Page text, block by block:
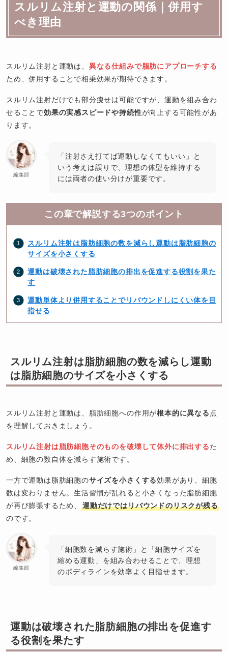
スルリム注射と運動の関係｜併用す
べき理由
スルリム注射と運動は、 異なる仕組みで脂肪にアプローチする
ため、併用することで相乗効果が期待できます。
スルリム注射だけでも部分痩せは可能ですが、運動を組み合わ
せることで効果の実感スピードや持続性が向上する可能性があ
ります。
編集部
「注射さえ打てば運動しなくてもいい」と
いう考えは誤りで、理想の体型を維持する
には両者の使い分けが重要です。
この章で解説する3つのポイント
スルリム注射は脂肪細胞の数を減らし運動は脂肪細胞の
サイズを小さくする
運動は破壊された脂肪細胞の排出を促進する役割を果た
す
運動単体より併用することでリバウンドしにくい体を目
指せる
スルリム注射は脂肪細胞の数を減らし運動
は脂肪細胞のサイズを小さくする
スルリム注射と運動は、脂肪細胞への作用が根本的に異なる 点
を理解しておきましょう。
スルリム注射は脂肪細胞そのものを破壊して体外に排出するた
め、細胞の数自体を減らす施術です。
一方で運動は脂肪細胞のサイズを小さくする効果があり、細胞
数は変わりません。生活習慣が乱れると小さくなった脂肪細胞
が再び膨張するため、運動だけではリバウンドのリスクが残る
のです。
編集部
「細胞数を減らす施術」と「細胞サイズを
縮める運動」を組み合わせることで、理想
のボディラインを効率よく目指せます。
運動は破壊された脂肪細胞の排出を促進す
る役割を果たす